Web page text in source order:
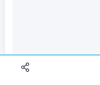
de stockage. C’est mal,